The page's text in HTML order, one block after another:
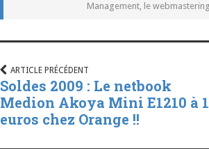
Management, le
ARTICLE PRÉCÉDENT
Soldes 2009 : Le netbook
Medion Akoya Mini E1210 à
euros chez Orange !!